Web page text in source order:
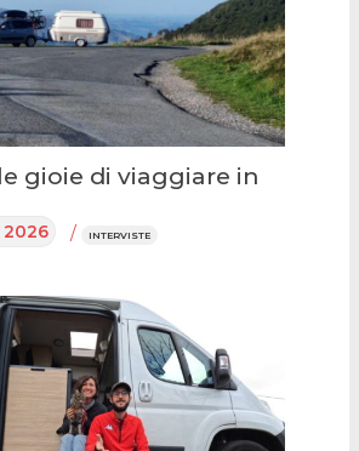
gioie di viaggiare in
2026 / INTERVISTE